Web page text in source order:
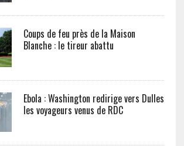
Coups de feu près de la Maison
Blanche : le tireur abattu
Ebola : Washington redirige vers Dulles
les voyageurs venus de RDC